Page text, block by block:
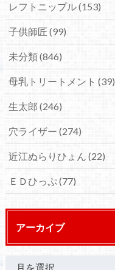
レフトニップル(153)
子供師匠 (99)
未分類(846)
母乳トリートメント (39)
生太郎 (246)
穴ライザー (274)
近江ぬらりひょん (22)
ＥＤひっぷ(77)
アーカイブ